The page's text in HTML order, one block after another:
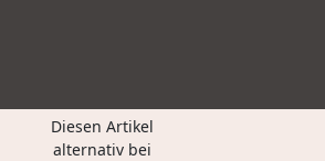
Diesen Artikel
alternativ bei